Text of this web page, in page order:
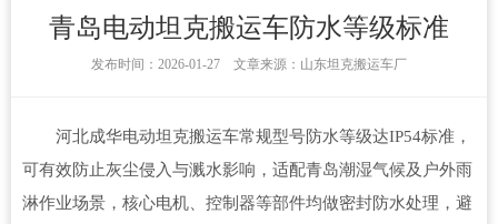
青岛电动坦克搬运车防水等级标准
发布时间：2026-01-27 文章来源：山东坦克搬运车厂
河北成华电动坦克搬运车常规型号防水等级达IP54标准，
可有效防止灰尘侵入与溅水影响，适配青岛潮湿气候及户外雨
淋作业场景，核心电机、控制器等部件均做密封防水处理，避